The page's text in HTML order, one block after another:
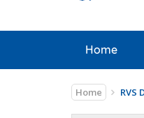
Home
Home RVS